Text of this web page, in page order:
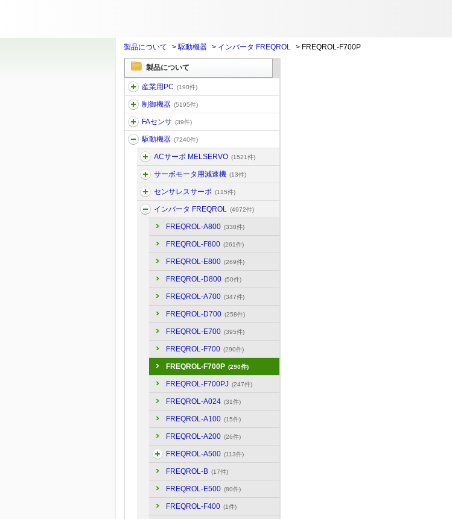
製品について >駆動機器 > インバータ FREQROL > FREQROL-F700P
製品について
産業用PC (190件)
制御機器 (5195件)
FAセンサ (39件)
駆動機器 (7240件)
ACサーボ MELSERVO (1521件)
サーボモータ用減速機 (13件)
センサレスサーボ (115件)
インバータ FREQROL (4972件)
FREQROL-A800 (338件)
FREQROL-F800 (261件)
FREQROL-E800 (269件)
FREQROL-D800 (50件)
FREQROL-A700 (347件)
FREQROL-D700 (258件)
FREQROL-E700 (395件)
FREQROL-F700 (290件)
FREQROL-F700P (290件)
FREQROL-F700PJ (247件)
FREQROL-A024 (31件)
FREQROL-A100 (15件)
FREQROL-A200 (26件)
FREQROL-A500 (113件)
FREQROL-B (17件)
FREQROL-E500 (80件)
FREQROL-F400 (1件)